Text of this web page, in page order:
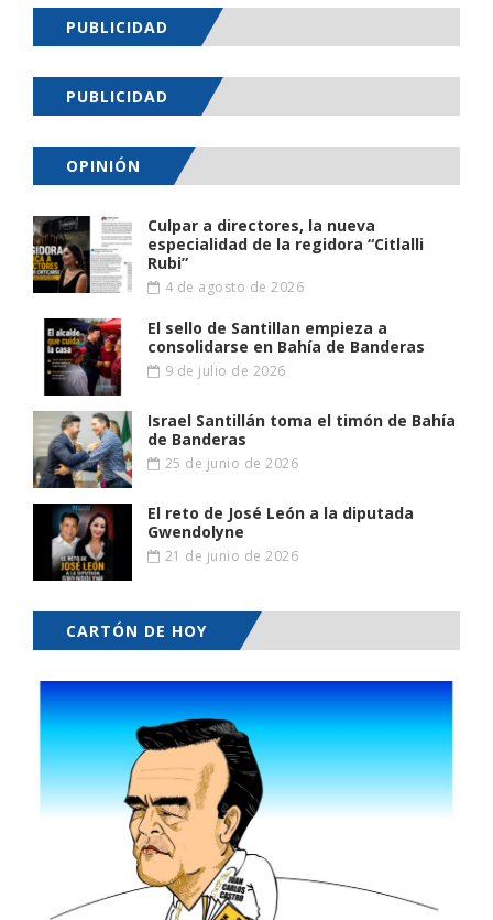
PUBLICIDAD
PUBLICIDAD
OPINIÓN
Culpar a directores, la nueva
especialidad de la regidora “Citlalli
Rubi”
4 de agosto de 2026
El sello de Santillan empieza a
consolidarse en Bahía de Banderas
9 de julio de 2026
Israel Santillán toma el timón de Bahía
de Banderas
25 de junio de 2026
El reto de José León a la diputada
Gwendolyne
21 de junio de 2026
CARTÓN DE HOY